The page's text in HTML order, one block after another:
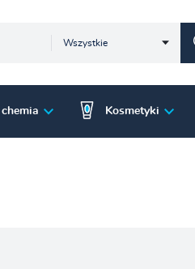
Wszystkie
Kosmetyki